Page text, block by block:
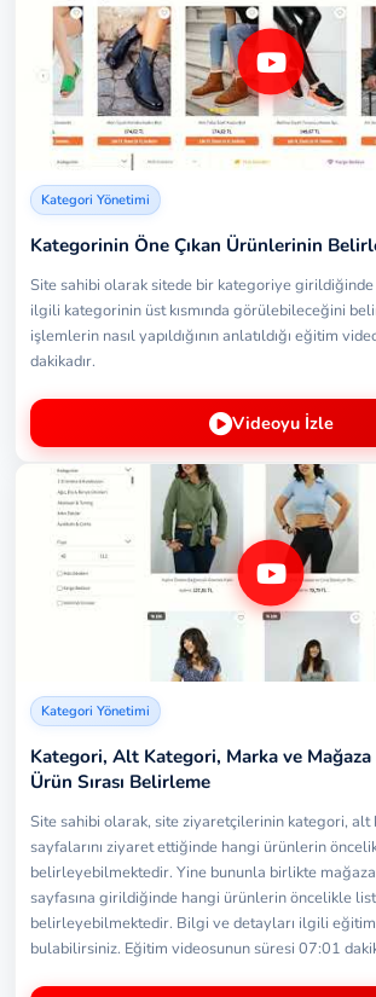
Kategori Yönetimi
Kategorinin Öne Çıkan Ürünlerinin
Site sahibi olarak sitede bir kategoriye
ilgili kategorinin üst kısmında görülebileceğini
işlemlerin nasıl yapıldığının anlatıldığı eğitim
dakikadır.
Videoyu İzle
Kategori Yönetimi
Kategori, Alt Kategori, Marka ve Mağaza
Ürün Sırası Belirleme
Site sahibi olarak, site ziyaretçilerinin kategori, alt
sayfalarını ziyaret ettiğinde hangi ürünlerin
belirleyebilmektedir. Yine bununla birlikte
sayfasına girildiğinde hangi ürünlerin öncelikle
belirleyebilmektedir. Bilgi ve detayları ilgili
bulabilirsiniz. Eğitim videosunun süresi 07:01